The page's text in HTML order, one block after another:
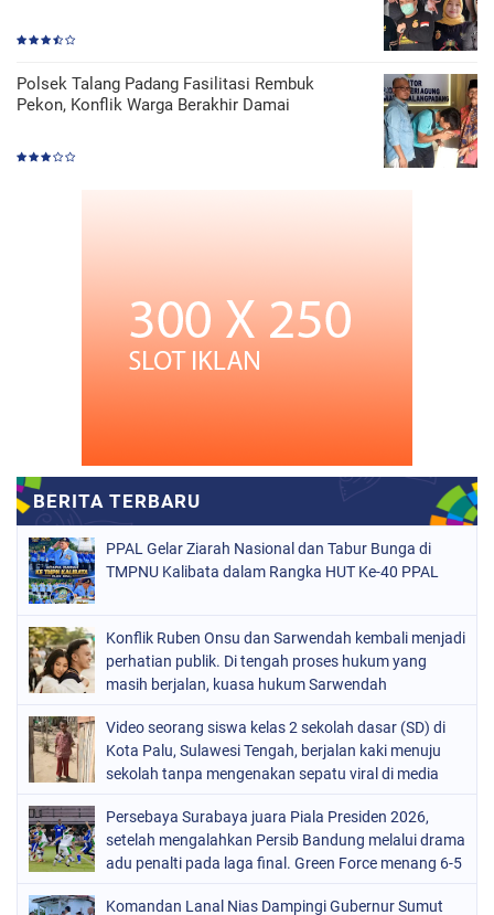
Polsek Talang Padang Fasilitasi Rembuk
Pekon, Konflik Warga Berakhir Damai
PPAL Gelar Ziarah Nasional dan Tabur Bunga di
TMPNU Kalibata dalam Rangka HUT Ke-40 PPAL
Konflik Ruben Onsu dan Sarwendah kembali menjadi
perhatian publik. Di tengah proses hukum yang
masih berjalan, kuasa hukum Sarwendah
Video seorang siswa kelas 2 sekolah dasar (SD) di
Kota Palu, Sulawesi Tengah, berjalan kaki menuju
sekolah tanpa mengenakan sepatu viral di media
Persebaya Surabaya juara Piala Presiden 2026,
setelah mengalahkan Persib Bandung melalui drama
adu penalti pada laga final. Green Force menang 6-5
menit
Komandan Lanal Nias Dampingi Gubernur Sumut